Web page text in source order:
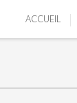
ACCUEIL